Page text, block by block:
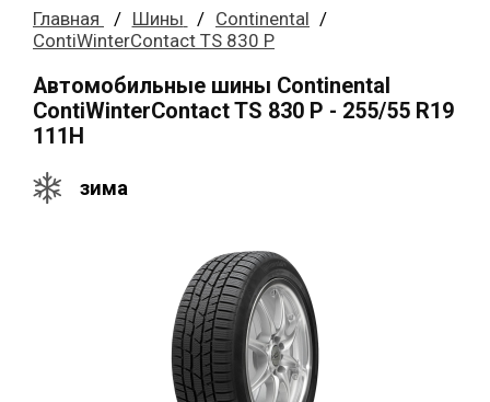
Главная Шины
Continental
ContiWinterContact TS 830 P
Автомобильные шины Continental
ContiWinterContact TS 830 P - 255/55 R19
111H
зима